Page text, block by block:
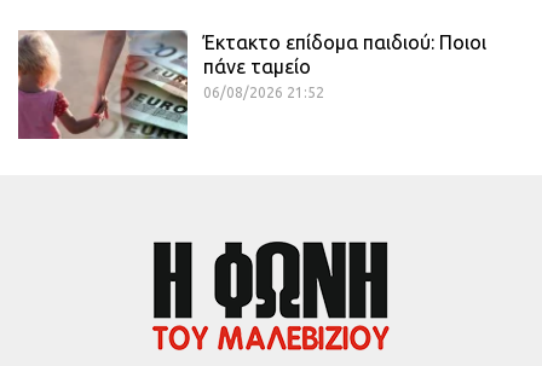
Έκτακτο επίδομα παιδιού: Ποιοι
πάνε ταμείο
06/08/2026 21:52